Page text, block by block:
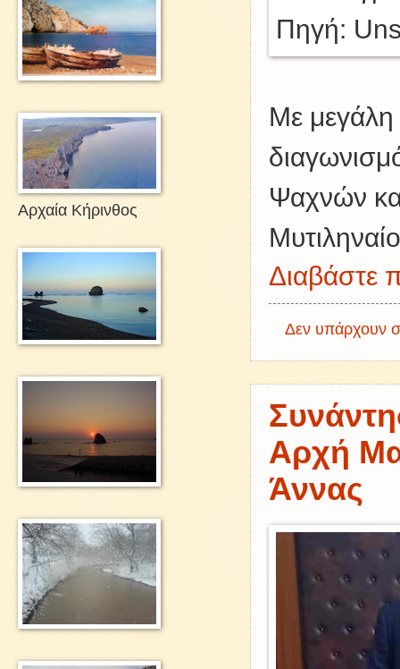
Με
Ψαχνών
Διαβάστε
Δεν υπάρχουν
Αρχή
Άννας
Αρχαία Κήρινθος